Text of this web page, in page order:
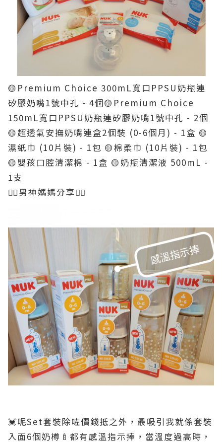
🟡Premium Choice 300mL寬口PPSU奶瓶連
矽膠奶嘴1號中孔 - 4個​🟡Premium Choice
150mL寬口PPSU奶瓶連矽膠奶嘴1號中孔 - 2個
🟡超透氣安撫奶嘴連盒2個裝 (0-6個月) - 1盒 🟡
濕紙巾 (10片裝) - 1包 🟡棉柔巾 (10片裝) - 1包
🟡嬰孩口腔清潔棉 - 1盒 🟡奶瓶清潔液 500mL -
1支
💁‍♀️男神媽媽分享💁‍♀️
💓呢Set套裝除咗價錢抵之外，最吸引我就係套裝
入面6個奶樽🍼都有感溫指示捧，當溫度過高時，